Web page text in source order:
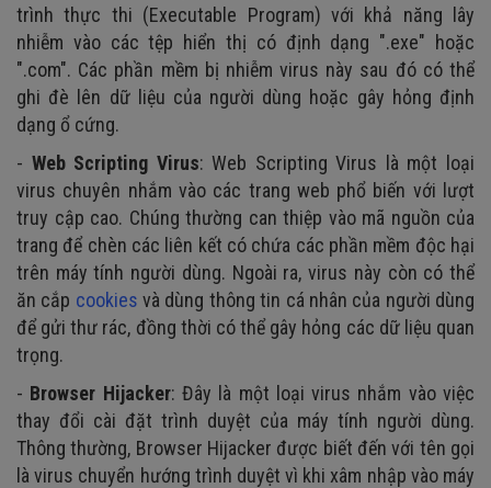
trình thực thi (Executable Program) với khả năng lây
nhiễm vào các tệp hiển thị có định dạng ".exe" hoặc
".com". Các phần mềm bị nhiễm virus này sau đó có thể
ghi đè lên dữ liệu của người dùng hoặc gây hỏng định
dạng ổ cứng.
- Web Scripting Virus: Web Scripting Virus là một loại
virus chuyên nhắm vào các trang web phổ biến với lượt
truy cập cao. Chúng thường can thiệp vào mã nguồn của
trang để chèn các liên kết có chứa các phần mềm độc hại
trên máy tính người dùng. Ngoài ra, virus này còn có thể
ăn cắp cookies và dùng thông tin cá nhân của người dùng
để gửi thư rác, đồng thời có thể gây hỏng các dữ liệu quan
trọng.
- Browser Hijacker: Đây là một loại virus nhắm vào việc
thay đổi cài đặt trình duyệt của máy tính người dùng.
Thông thường, Browser Hijacker được biết đến với tên gọi
là virus chuyển hướng trình duyệt vì khi xâm nhập vào máy